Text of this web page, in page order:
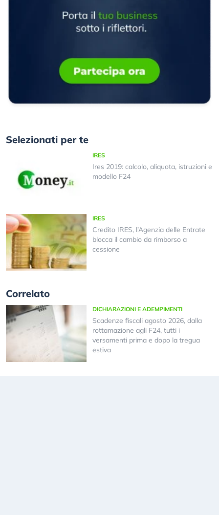
Selezionati per te
IRES
Ires 2019: calcolo, aliquota, istruzioni e
modello F24
IRES
Credito IRES, l’Agenzia delle Entrate
blocca il cambio da rimborso a
cessione
Correlato
DICHIARAZIONI E ADEMPIMENTI
Scadenze fiscali agosto 2026, dalla
rottamazione agli F24, tutti i
versamenti prima e dopo la tregua
estiva